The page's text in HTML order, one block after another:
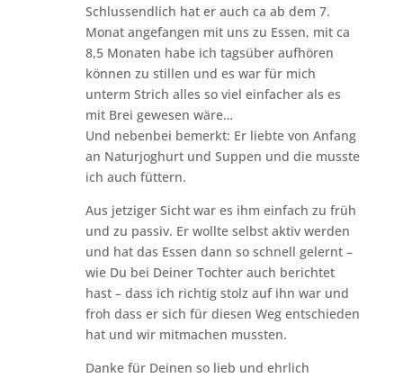
Schlussendlich hat er auch ca ab dem 7.
Monat angefangen mit uns zu Essen, mit ca
8,5 Monaten habe ich tagsüber aufhören
können zu stillen und es war für mich
unterm Strich alles so viel einfacher als es
mit Brei gewesen wäre…
Und nebenbei bemerkt: Er liebte von Anfang
an Naturjoghurt und Suppen und die musste
ich auch füttern.
Aus jetziger Sicht war es ihm einfach zu früh
und zu passiv. Er wollte selbst aktiv werden
und hat das Essen dann so schnell gelernt –
wie Du bei Deiner Tochter auch berichtet
hast – dass ich richtig stolz auf ihn war und
froh dass er sich für diesen Weg entschieden
hat und wir mitmachen mussten.
Danke für Deinen so lieb und ehrlich